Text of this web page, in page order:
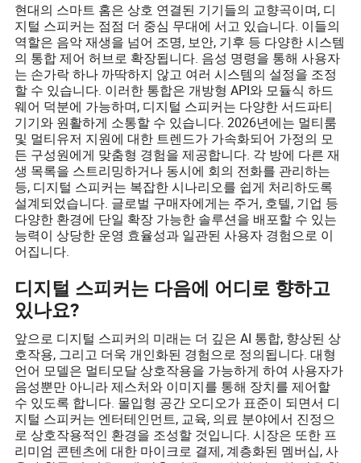
현대의 스마트 홈은 상호 연결된 기기들의 교향곡이며, 디
지털 스피커는 점점 더 중심 무대에 서고 있습니다. 이들의
역할은 음악 재생을 넘어 조명, 보안, 기후 등 다양한 시스템
의 통합 제어 허브로 확장됩니다. 음성 명령을 통해 사용자
는 손가락 하나 까딱하지 않고 여러 시스템의 설정을 조정
할 수 있습니다. 이러한 통합은 개방형 API와 모듈식 하드
웨어 덕분에 가능하며, 디지털 스피커는 다양한 서드파티
기기와 원활하게 소통할 수 있습니다. 2026년에는 멀티룸
및 멀티유저 지원에 대한 트렌드가 가속화되어 가정의 모
든 구성원에게 맞춤형 경험을 제공합니다. 각 방에 다른 재
생 목록을 스트리밍하거나 동시에 회의 전화를 관리하는
등, 디지털 스피커는 복잡한 시나리오를 쉽게 처리하도록
설계되었습니다. 글로벌 구매자에게는 주거, 호텔, 기업 등
다양한 환경에 단일 확장 가능한 솔루션을 배포할 수 있는
능력이 상당한 운영 효율성과 일관된 사용자 경험으로 이
어집니다.
디지털 스피커는 다음에 어디로 향하고
있나요?
앞으로 디지털 스피커의 미래는 더 깊은 AI 통합, 향상된 상
호작용, 그리고 더욱 개인화된 경험으로 정의됩니다. 대형
언어 모델은 멀티모달 상호작용을 가능하게 하여 사용자가
음성뿐만 아니라 제스처와 이미지를 통해 장치를 제어할
수 있도록 합니다. 몰입형 공간 오디오가 표준이 되면서 디
지털 스피커는 엔터테인먼트, 교육, 의료 분야에서 진정으
로 상호작용적인 환경을 조성할 것입니다. 시장은 또한 프
리미엄 콘텐츠에 대한 마이크로 결제, 계층화된 멤버십, 사